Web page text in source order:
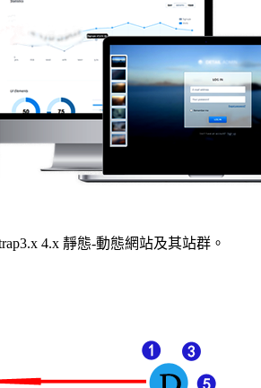
4.x 靜態-動態網站及其站群。